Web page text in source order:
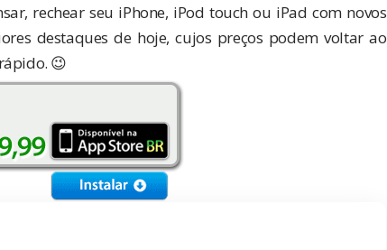
rechear seu iPhone, iPod touch ou iPad com novos
destaques de hoje, cujos preços podem voltar ao
😉